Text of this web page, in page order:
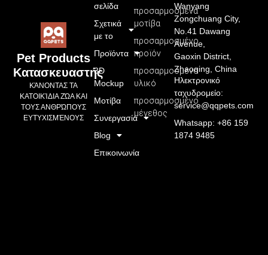
Pet Products
Κατασκευαστής
ΚΆΝΟΝΤΑΣ ΤΑ
ΚΑΤΟΙΚΊΔΙΑ ΖΏΑ ΚΑΙ
ΤΟΥΣ ΑΝΘΡΏΠΟΥΣ
ΕΥΤΥΧΙΣΜΈΝΟΥΣ
προσαρμοσμένα
μοτίβα
προσαρμοσμένο
προϊόν
προσαρμοσμένο
υλικό
προσαρμοσμένο
μέγεθος
σελίδα
Σχετικά
με το
Προϊόντα
3D
Mockup
Μοτίβα
Συνεργασία
Blog
Επικοινωνία
Wanyang
Zongchuang City,
No.41 Dawang
Avenue,
Gaoxin District,
Zhaoqing, China
Ηλεκτρονικό
ταχυδρομείο:
service@qqpets.com
Whatsapp: +86 159
1874 9485